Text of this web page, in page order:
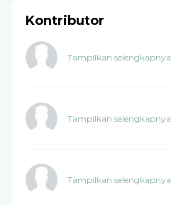
Kontributor
Tampilkan selengkapnya
Tampilkan selengkapnya
Tampilkan selengkapnya